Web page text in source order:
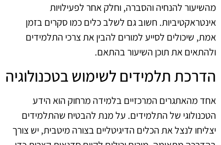
מהשיעור להנחיה והסברה, וחלק אחר לפעילויות
אינטראקטיביות. חשוב גם לשלב כלים כמו סקרים בזמן
אמת, שיכולים לסייע למורים להבין את צרכי התלמידים
ולהתאים את תוכן השיעור בהתאם.
הדרכת תלמידים לשימוש בטכנולוגיה
אחד מהאתגרים המרכזיים בלמידה מרחוק הוא הידע
הטכנולוגי של התלמידים. על מנת להבטיח שהתלמידים
יצליחו לנצל את הכלים הדיגיטליים בצורה מיטבית, יש צורך